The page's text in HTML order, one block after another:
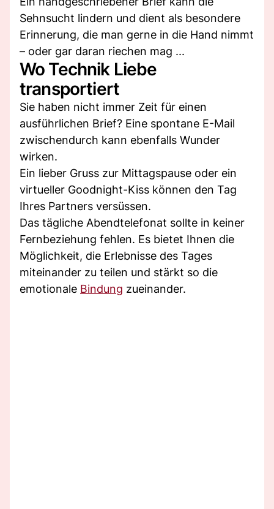
Sehnsucht lindern und dient als besondere
Erinnerung, die man gerne in die Hand nimmt
– oder gar daran riechen mag ...
Wo Technik Liebe
transportiert
Sie haben nicht immer Zeit für einen
ausführlichen Brief? Eine spontane E-Mail
zwischendurch kann ebenfalls Wunder
wirken.
Ein lieber Gruss zur Mittagspause oder ein
virtueller Goodnight-Kiss können den Tag
Ihres Partners versüssen.
Das tägliche Abendtelefonat sollte in keiner
Fernbeziehung fehlen. Es bietet Ihnen die
Möglichkeit, die Erlebnisse des Tages
miteinander zu teilen und stärkt so die
emotionale Bindung zueinander.